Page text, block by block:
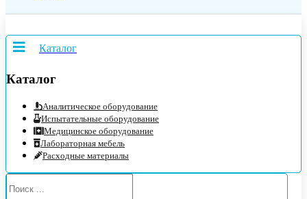
Каталог
Каталог
Аналитическое оборудование
Испытательные оборудование
Медицинское оборудование
Лабораторная мебель
Расходные материалы